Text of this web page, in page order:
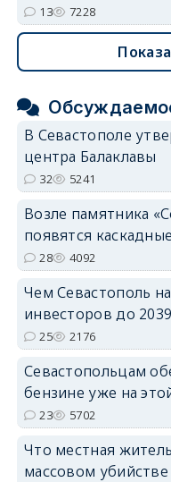
13 7228
В Севастополе
центра Балаклавы
32 5241
Возле памятника
появятся
28 4092
Чем Севастополь
инвесторов до
25 2176
Севастопольцам
бензине уже на
23 5702
Что местная
массовом